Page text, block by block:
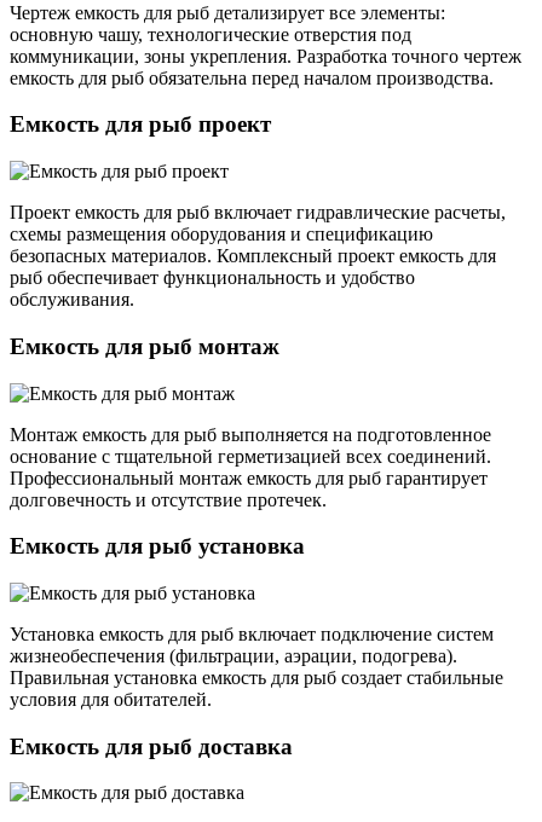
Чертеж емкость для рыб детализирует все элементы:
основную чашу, технологические отверстия под
коммуникации, зоны укрепления. Разработка точного чертеж
емкость для рыб обязательна перед началом производства.
Емкость для рыб проект
Проект емкость для рыб включает гидравлические расчеты,
схемы размещения оборудования и спецификацию
безопасных материалов. Комплексный проект емкость для
рыб обеспечивает функциональность и удобство
обслуживания.
Емкость для рыб монтаж
Монтаж емкость для рыб выполняется на подготовленное
основание с тщательной герметизацией всех соединений.
Профессиональный монтаж емкость для рыб гарантирует
долговечность и отсутствие протечек.
Емкость для рыб установка
Установка емкость для рыб включает подключение систем
жизнеобеспечения (фильтрации, аэрации, подогрева).
Правильная установка емкость для рыб создает стабильные
условия для обитателей.
Емкость для рыб доставка